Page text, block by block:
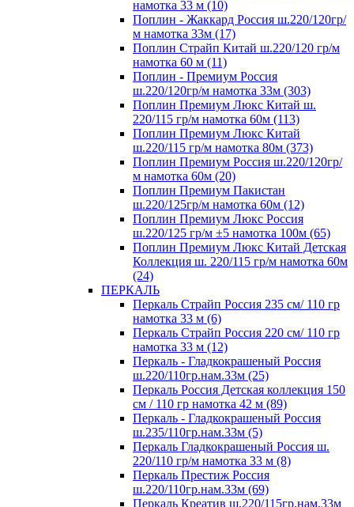
намотка 33 м (10)
Поплин - Жаккард Россия ш.220/120гр/
м намотка 33м (17)
Поплин Страйп Китай ш.220/120 гр/м
намотка 60 м (11)
Поплин - Премиум Россия
ш.220/120гр/м намотка 33м (303)
Поплин Премиум Люкс Китай ш.
220/115 гр/м намотка 60м (113)
Поплин Премиум Люкс Китай
ш.220/115 гр/м намотка 80м (373)
Поплин Премиум Россия ш.220/120гр/
м намотка 60м (20)
Поплин Премиум Пакистан
ш.220/125гр/м намотка 60м (12)
Поплин Премиум Люкс Россия
ш.220/125 гр/м ±5 намотка 100м (65)
Поплин Премиум Люкс Китай Детская
Коллекция ш. 220/115 гр/м намотка 60м
(24)
ПЕРКАЛЬ
Перкаль Страйп Россия 235 см/ 110 гр
намотка 33 м (6)
Перкаль Страйп Россия 220 см/ 110 гр
намотка 33 м (12)
Перкаль - Гладкокрашеный Россия
ш.220/110гр.нам.33м (25)
Перкаль Россия Детская коллекция 150
см / 110 гр намотка 42 м (89)
Перкаль - Гладкокрашеный Россия
ш.235/110гр.нам.33м (5)
Перкаль Гладкокрашеный Россия ш.
220/110 гр/м намотка 33 м (8)
Перкаль Престиж Россия
ш.220/110гр.нам.33м (69)
Перкаль Креатив ш.220/115гр.нам.33м